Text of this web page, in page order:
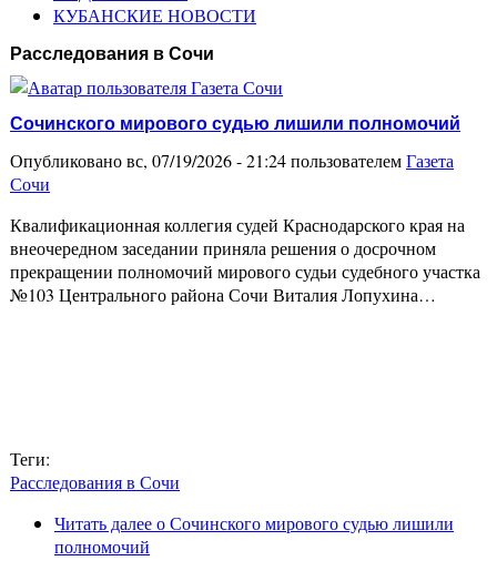
КУБАНСКИЕ НОВОСТИ
Расследования в Сочи
Сочинского мирового судью лишили полномочий
Опубликовано вс, 07/19/2026 - 21:24 пользователемГазета
Сочи
Квалификационная коллегия судей Краснодарского края на
внеочередном заседании приняла решения о досрочном
прекращении полномочий мирового судьи судебного участка
№103 Центрального района Сочи Виталия Лопухина…
Теги:
Расследования в Сочи
Читать далеео Сочинского мирового судью лишили
полномочий